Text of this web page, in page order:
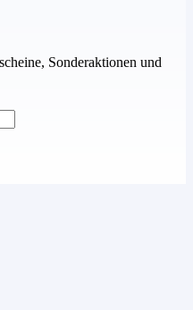
Sonderaktionen und